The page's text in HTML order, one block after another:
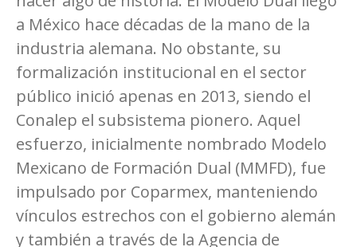
a México hace décadas de la mano de la
industria alemana. No obstante, su
formalización institucional en el sector
público inició apenas en 2013, siendo el
Conalep el subsistema pionero. Aquel
esfuerzo, inicialmente nombrado Modelo
Mexicano de Formación Dual (MMFD), fue
impulsado por Coparmex, manteniendo
vínculos estrechos con el gobierno alemán
y también a través de la Agencia de